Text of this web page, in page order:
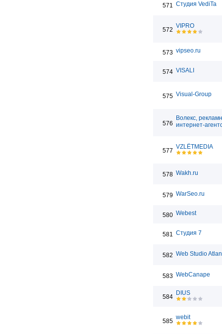
571 Студия VediTa
572
VIPRO
573 vipseo.ru
574 VISALI
575 Visual-Group
576
Волекс,
интернет-
577
VZLЁTMEDIA
578 Wakh.ru
579 WarSeo.ru
580 Webest
581 Студия 7
582 Web Studio
583 WebCanape
584
DIUS
585
webit